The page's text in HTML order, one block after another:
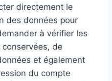
directement le
des données pour
à vérifier les
de
et également
du compte